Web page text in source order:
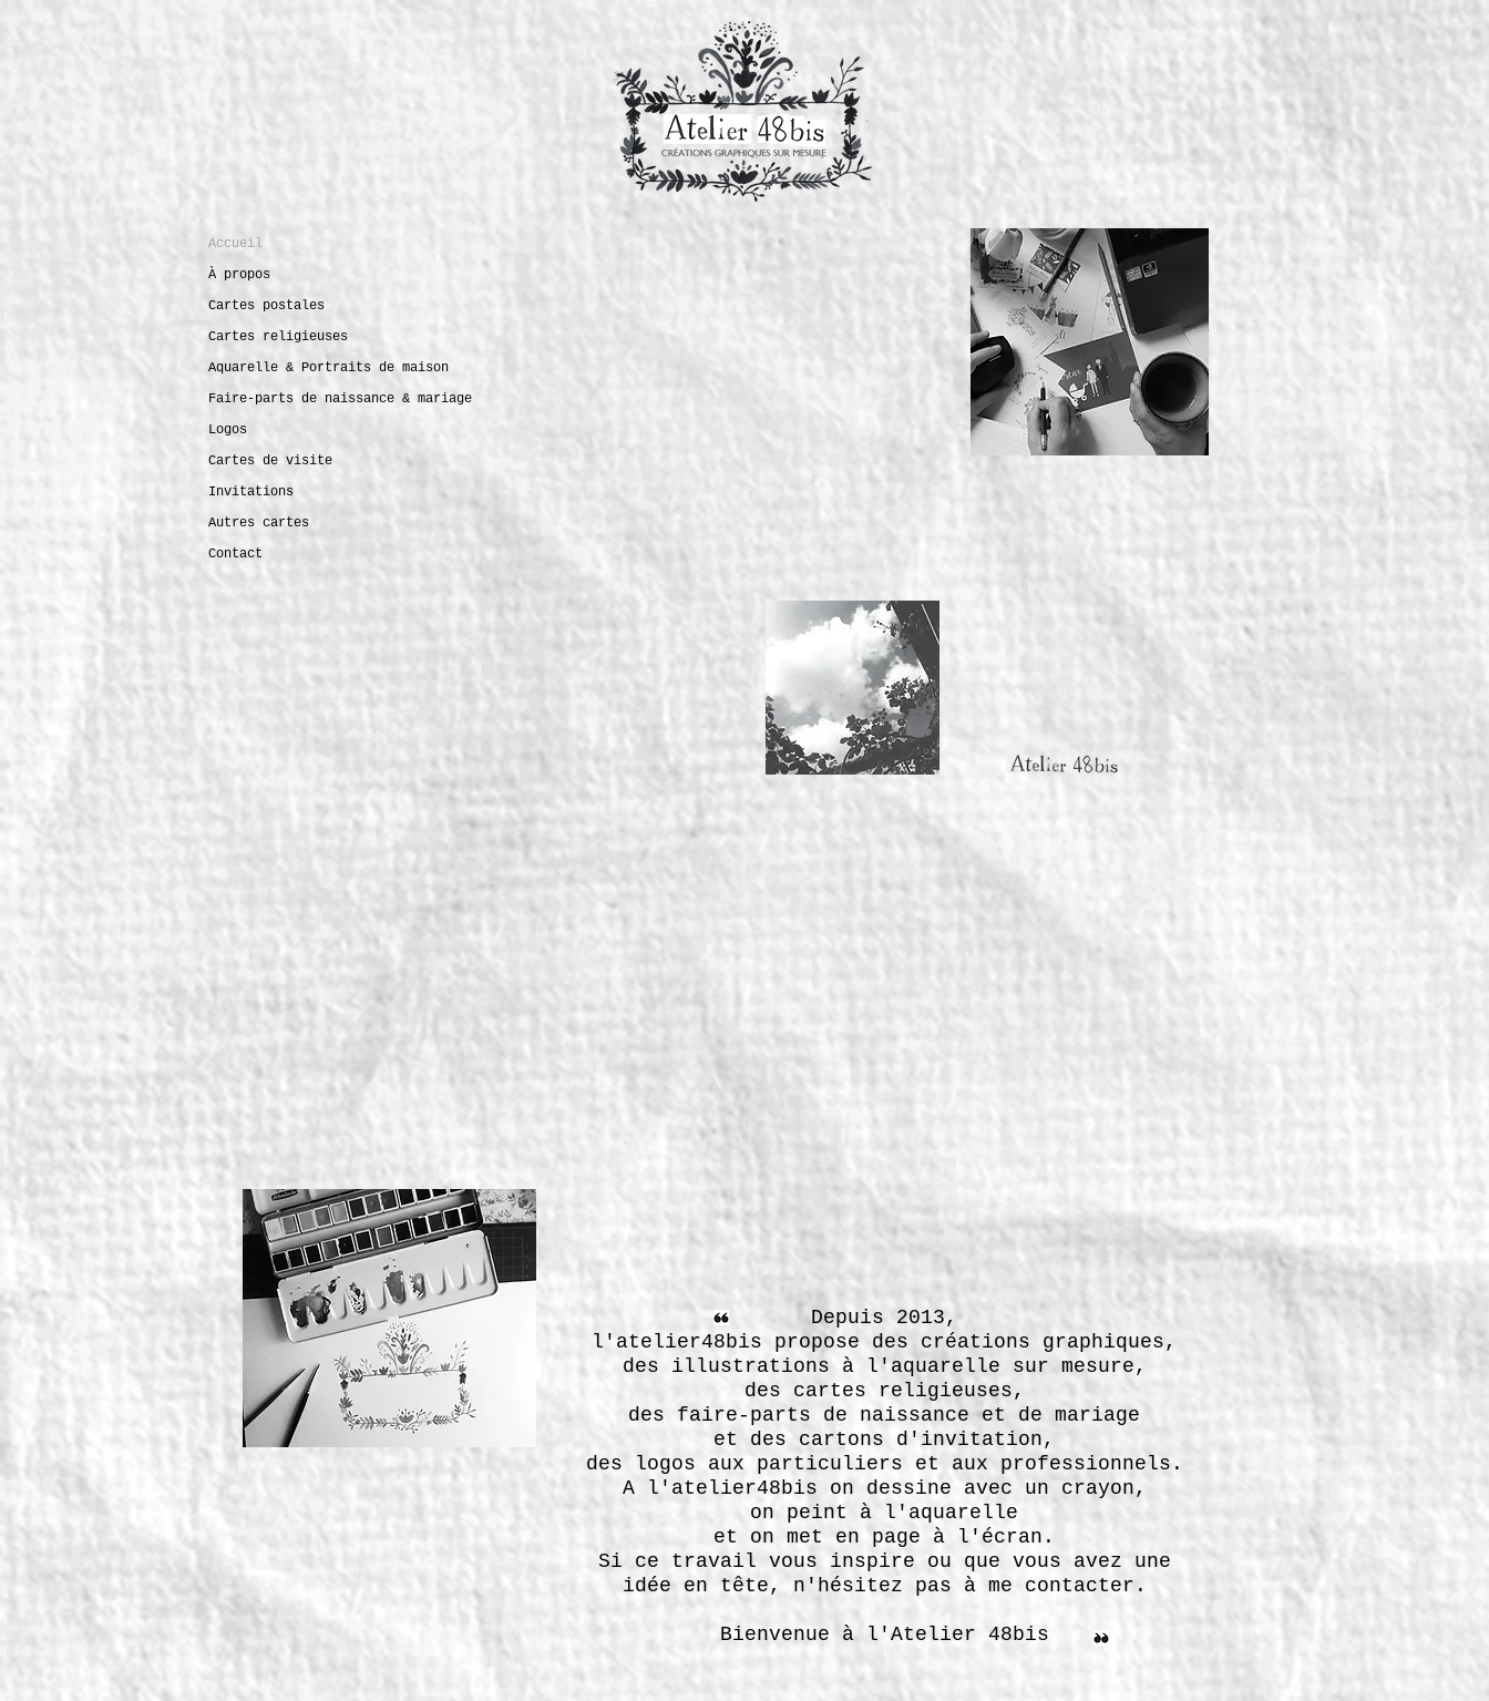
Accueil
À propos
Cartes postales
Cartes religieuses
Aquarelle & Portraits de maison
Faire-parts de naissance & mariage
Logos
Cartes de visite
Invitations
Autres cartes
Contact
Depuis 2013,
l'atelier48bis propose des créations graphiques,
des illustrations à l'aquarelle sur mesure,
des cartes religieuses,
des faire-parts de naissance et de mariage
et des cartons d'invitation,
des logos aux particuliers et aux professionnels.
A l'atelier48bis on dessine avec un crayon,
on peint à l'aquarelle
et on met en page à l'écran.
Si ce travail vous inspire ou que vous avez une
idée en tête, n'hésitez pas à me contacter.
Bienvenue à l'Atelier 48bis